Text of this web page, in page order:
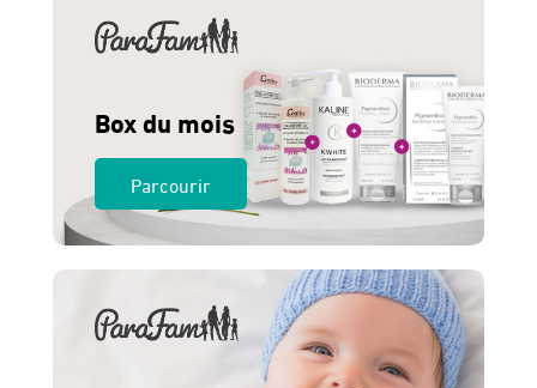
Box du mois
Parcourir